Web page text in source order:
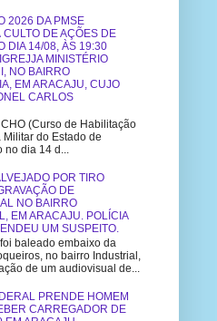
2026 DA PMSE
CULTO DE AÇÕES DE
DIA 14/08, ÀS 19:30
MINISTÉRIO
NO BAIRRO
EM ARACAJU, CUJO
CARLOS
(Curso de Habilitação
do Estado de
no dia 14 d...
POR TIRO
DE
NO BAIRRO
EM ARACAJU. POLÍCIA
UM SUSPEITO.
baleado embaixo da
no bairro Industrial,
de um audiovisual de...
PRENDE HOMEM
CARREGADOR DE